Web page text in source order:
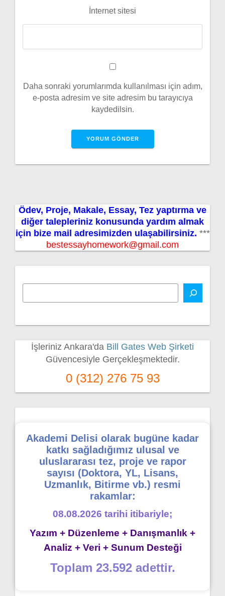
İnternet sitesi
Daha sonraki yorumlarımda kullanılması için adım,
e-posta adresim ve site adresim bu tarayıcıya
kaydedilsin.
Ödev, Proje, Makale, Essay, Tez yaptırma ve
diğer talepleriniz konusunda yardım almak
için bize mail adresimizden ulaşabilirsiniz. ***
bestessayhomework@gmail.com
İşleriniz Ankara'da Bill Gates Web Şirketi
Güvencesiyle Gerçekleşmektedir.
0 (312) 276 75 93
Akademi Delisi olarak bugüne kadar
katkı sağladığımız ulusal ve
uluslararası tez, proje ve rapor
sayısı (Doktora, YL, Lisans,
Uzmanlık, Bitirme vb.) resmi
rakamlar:
08.08.2026 tarihi itibariyle;
Yazım + Düzenleme + Danışmanlık +
Analiz + Veri + Sunum Desteği
Toplam 23.592 adettir.